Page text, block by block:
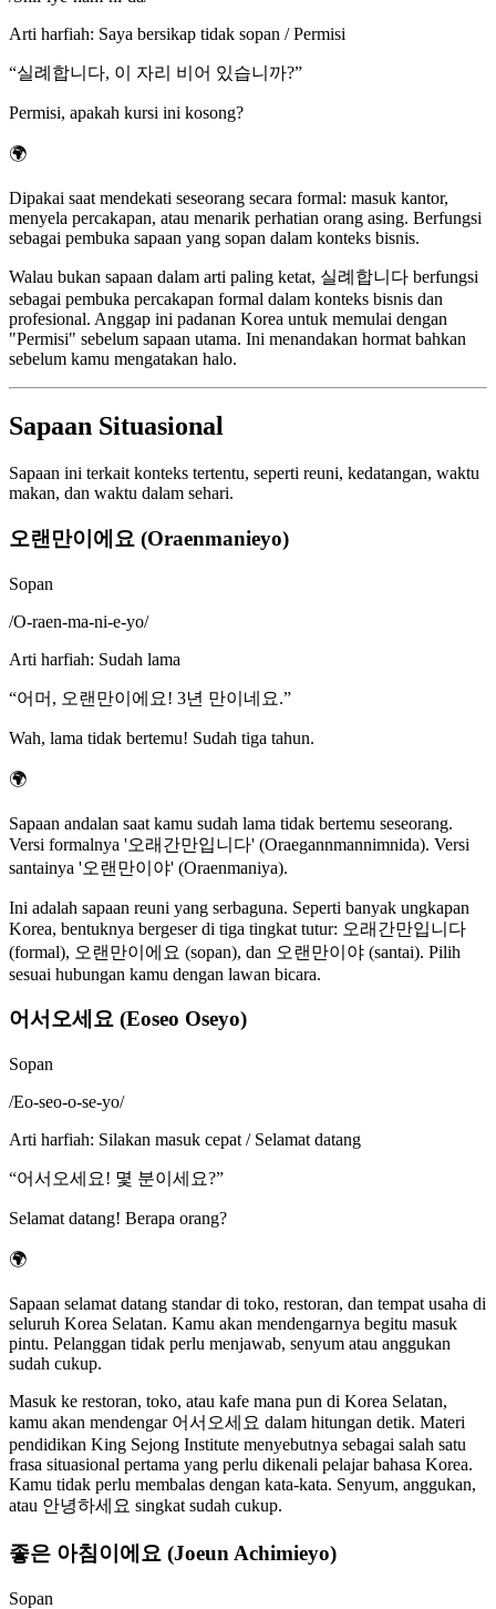
Arti harfiah: Saya bersikap tidak sopan / Permisi
“실례합니다, 이 자리 비어 있습니까?”
Permisi, apakah kursi ini kosong?
🌍
Dipakai saat mendekati seseorang secara formal: masuk kantor,
menyela percakapan, atau menarik perhatian orang asing. Berfungsi
sebagai pembuka sapaan yang sopan dalam konteks bisnis.
Walau bukan sapaan dalam arti paling ketat, 실례합니다 berfungsi
sebagai pembuka percakapan formal dalam konteks bisnis dan
profesional. Anggap ini padanan Korea untuk memulai dengan
"Permisi" sebelum sapaan utama. Ini menandakan hormat bahkan
sebelum kamu mengatakan halo.
Sapaan Situasional
Sapaan ini terkait konteks tertentu, seperti reuni, kedatangan, waktu
makan, dan waktu dalam sehari.
오랜만이에요 (Oraenmanieyo)
Sopan
/O-raen-ma-ni-e-yo/
Arti harfiah: Sudah lama
“어머, 오랜만이에요! 3년 만이네요.”
Wah, lama tidak bertemu! Sudah tiga tahun.
🌍
Sapaan andalan saat kamu sudah lama tidak bertemu seseorang.
Versi formalnya '오래간만입니다' (Oraegannmannimnida). Versi
santainya '오랜만이야' (Oraenmaniya).
Ini adalah sapaan reuni yang serbaguna. Seperti banyak ungkapan
Korea, bentuknya bergeser di tiga tingkat tutur: 오래간만입니다
(formal), 오랜만이에요 (sopan), dan 오랜만이야 (santai). Pilih
sesuai hubungan kamu dengan lawan bicara.
어서오세요 (Eoseo Oseyo)
Sopan
/Eo-seo-o-se-yo/
Arti harfiah: Silakan masuk cepat / Selamat datang
“어서오세요! 몇 분이세요?”
Selamat datang! Berapa orang?
🌍
Sapaan selamat datang standar di toko, restoran, dan tempat usaha di
seluruh Korea Selatan. Kamu akan mendengarnya begitu masuk
pintu. Pelanggan tidak perlu menjawab, senyum atau anggukan
sudah cukup.
Masuk ke restoran, toko, atau kafe mana pun di Korea Selatan,
kamu akan mendengar 어서오세요 dalam hitungan detik. Materi
pendidikan King Sejong Institute menyebutnya sebagai salah satu
frasa situasional pertama yang perlu dikenali pelajar bahasa Korea.
Kamu tidak perlu membalas dengan kata-kata. Senyum, anggukan,
atau 안녕하세요 singkat sudah cukup.
좋은 아침이에요 (Joeun Achimieyo)
Sopan